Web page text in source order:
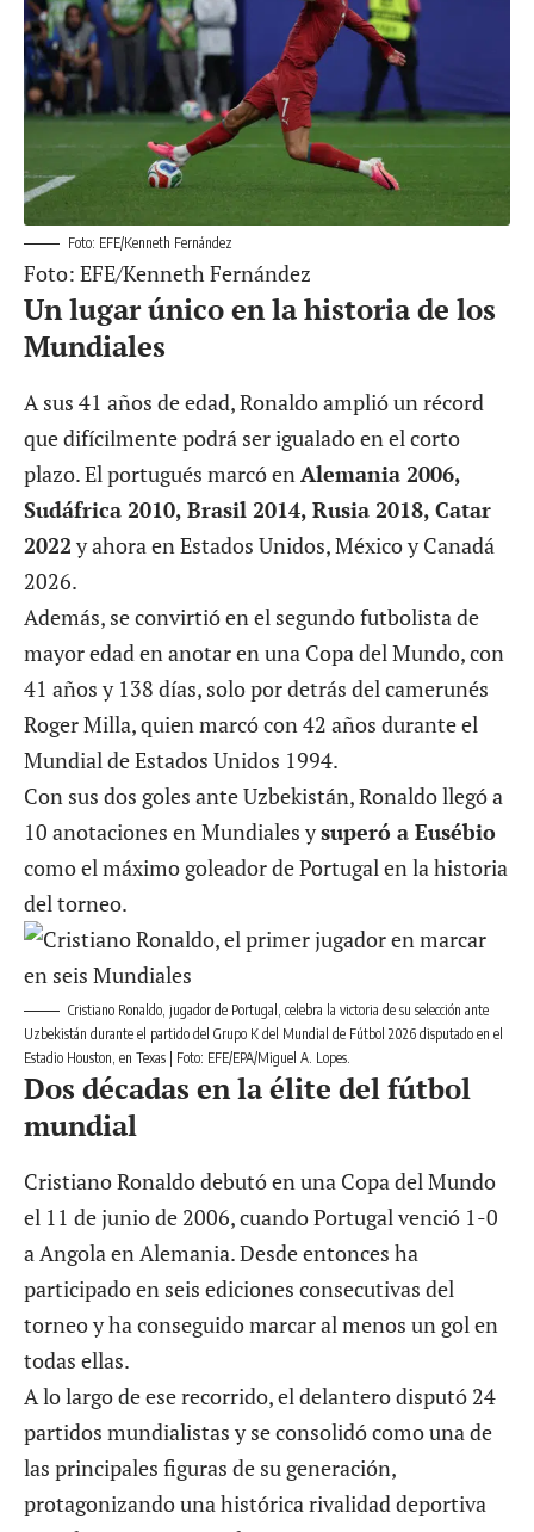
Foto: EFE/Kenneth Fernández
Foto: EFE/Kenneth Fernández
Un lugar único en la historia de los
Mundiales
A sus 41 años de edad, Ronaldo amplió un récord
que difícilmente podrá ser igualado en el corto
plazo. El portugués marcó en Alemania 2006,
Sudáfrica 2010, Brasil 2014, Rusia 2018, Catar
2022 y ahora en Estados Unidos, México y Canadá
2026.
Además, se convirtió en el segundo futbolista de
mayor edad en anotar en una Copa del Mundo, con
41 años y 138 días, solo por detrás del camerunés
Roger Milla, quien marcó con 42 años durante el
Mundial de Estados Unidos 1994.
Con sus dos goles ante Uzbekistán, Ronaldo llegó a
10 anotaciones en Mundiales ysuperó a Eusébio
como el máximo goleador de Portugal en la historia
del torneo.
Cristiano Ronaldo, jugador de Portugal, celebra la victoria de su selección ante
Uzbekistán durante el partido del Grupo K del Mundial de Fútbol 2026 disputado en el
Estadio Houston, en Texas | Foto: EFE/EPA/Miguel A. Lopes.
Dos décadas en la élite del fútbol
mundial
Cristiano Ronaldo debutó en una Copa del Mundo
el 11 de junio de 2006, cuando Portugal venció 1-0
a Angola en Alemania. Desde entonces ha
participado en seis ediciones consecutivas del
torneo y ha conseguido marcar al menos un gol en
todas ellas.
A lo largo de ese recorrido, el delantero disputó 24
partidos mundialistas y se consolidó como una de
las principales figuras de su generación,
protagonizando una histórica rivalidad deportiva